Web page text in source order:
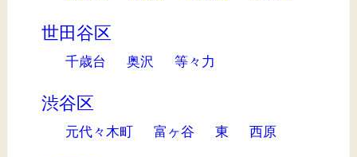
世田谷区
千歳台 奥沢 等々力
渋谷区
元代々木町 富ヶ谷 東 西原